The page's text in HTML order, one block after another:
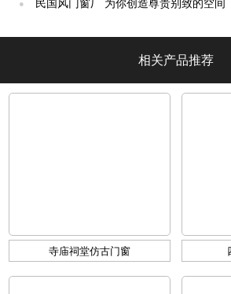
光】
●
民国风门窗厂 为你创造尊贵别致的空间【冠
相关产品推荐
寺庙祠堂仿古门窗